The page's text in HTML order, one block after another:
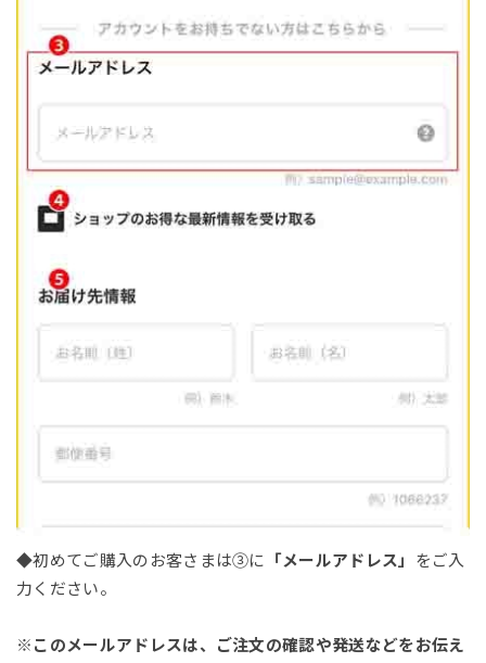
◆初めてご購入のお客さまは③に 「メールアドレス」 をご入
力ください。
※このメールアドレスは、ご注文の確認や発送などをお伝え